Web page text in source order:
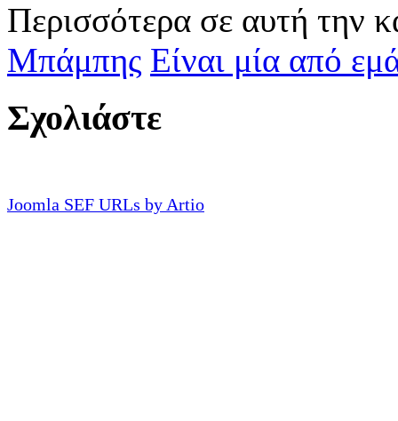
Περισσότερα σε αυτή την
Μπάμπης Είναι μία από
Σχολιάστε
Joomla SEF URLs by Artio